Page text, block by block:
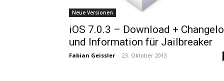
Neue Versionen
iOS 7.0.3 – Download +
und Information für Jailbreaker
Fabian Geissler - 23. Oktober 2013